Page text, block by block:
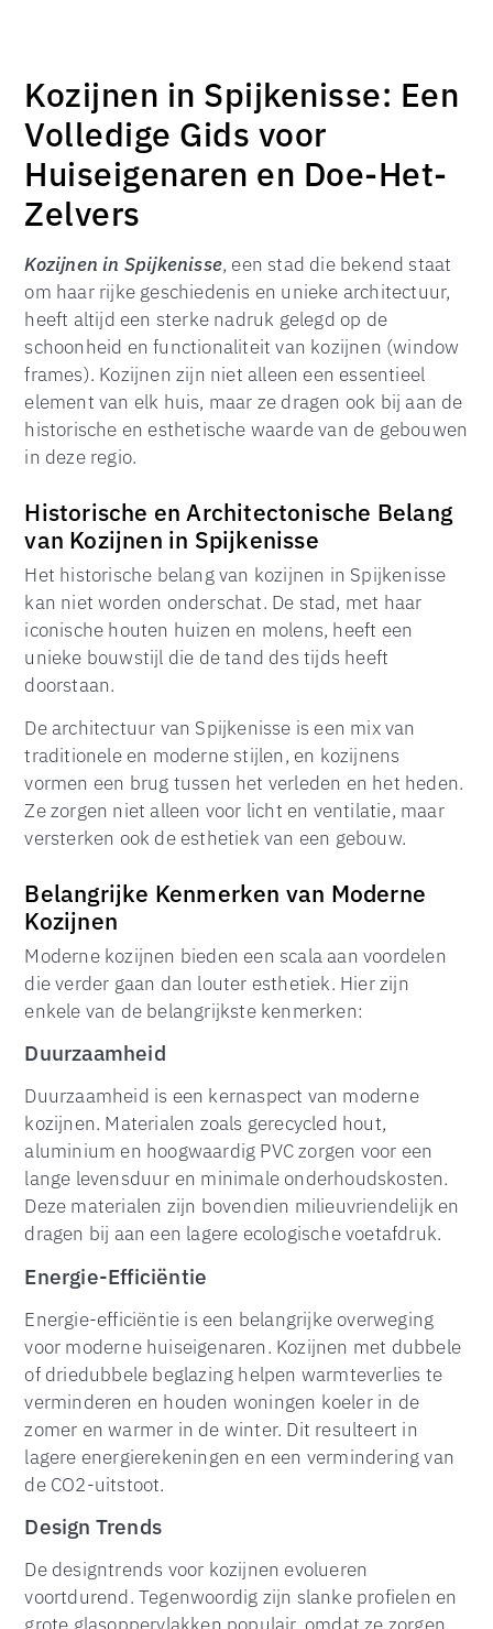
Kozijnen in Spijkenisse: Een
Volledige Gids voor
Huiseigenaren en Doe-Het-
Zelvers
Kozijnen in Spijkenisse, een stad die bekend staat
om haar rijke geschiedenis en unieke architectuur,
heeft altijd een sterke nadruk gelegd op de
schoonheid en functionaliteit van kozijnen (window
frames). Kozijnen zijn niet alleen een essentieel
element van elk huis, maar ze dragen ook bij aan de
historische en esthetische waarde van de gebouwen
in deze regio.
Historische en Architectonische Belang
van Kozijnen in Spijkenisse
Het historische belang van kozijnen in Spijkenisse
kan niet worden onderschat. De stad, met haar
iconische houten huizen en molens, heeft een
unieke bouwstijl die de tand des tijds heeft
doorstaan.
De architectuur van Spijkenisse is een mix van
traditionele en moderne stijlen, en kozijnens
vormen een brug tussen het verleden en het heden.
Ze zorgen niet alleen voor licht en ventilatie, maar
versterken ook de esthetiek van een gebouw.
Belangrijke Kenmerken van Moderne
Kozijnen
Moderne kozijnen bieden een scala aan voordelen
die verder gaan dan louter esthetiek. Hier zijn
enkele van de belangrijkste kenmerken:
Duurzaamheid
Duurzaamheid is een kernaspect van moderne
kozijnen. Materialen zoals gerecycled hout,
aluminium en hoogwaardig PVC zorgen voor een
lange levensduur en minimale onderhoudskosten.
Deze materialen zijn bovendien milieuvriendelijk en
dragen bij aan een lagere ecologische voetafdruk.
Energie-Efficiëntie
Energie-efficiëntie is een belangrijke overweging
voor moderne huiseigenaren. Kozijnen met dubbele
of driedubbele beglazing helpen warmteverlies te
verminderen en houden woningen koeler in de
zomer en warmer in de winter. Dit resulteert in
lagere energierekeningen en een vermindering van
de CO2-uitstoot.
Design Trends
De designtrends voor kozijnen evolueren
voortdurend. Tegenwoordig zijn slanke profielen en